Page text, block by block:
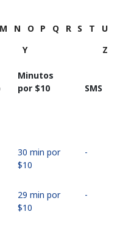
M N O P Q R S T
U
Y Z
Minutos
por ⁦$10⁩
SMS
30 min por
⁦$10⁩
-
29 min por
⁦$10⁩
-